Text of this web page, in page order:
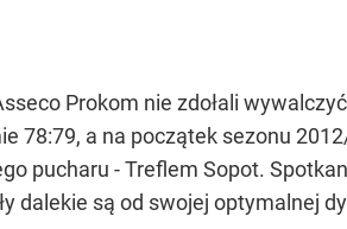
Prokom nie zdołali
78:79, a na początek sezonu
pucharu - Treflem Sopot.
dalekie są od swojej optymalnej